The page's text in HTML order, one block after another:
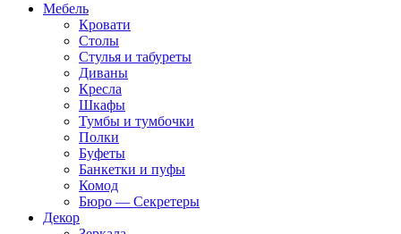
Мебель
Кровати
Столы
Стулья и табуреты
Диваны
Кресла
Шкафы
Тумбы и тумбочки
Полки
Буфеты
Банкетки и пуфы
Комод
Бюро — Секретеры
Декор